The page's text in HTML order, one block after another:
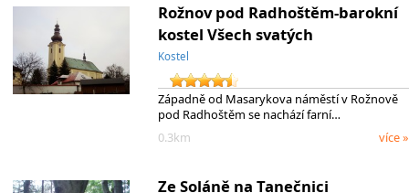
Rožnov pod Radhoštěm-barokní
kostel Všech svatých
Kostel
Západně od Masarykova náměstí v Rožnově
pod Radhoštěm se nachází farní…
0.3km
více »
Ze Soláně na Tanečnici